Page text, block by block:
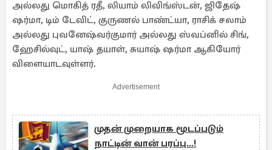
அல்லது மொகித் ரதீ, லியாம் லிவிங்ஸ்டன், ஜிதேஷ்
ஷர்மா, டிம் டேவிட், குருணல் பாண்ட்யா, ராசிக் சலாம்
அல்லது புவனேஷ்வர்குமார் அல்லது ஸ்வப்னில் சிங்,
ஹேசில்வுட், யாஷ் தயாள், சுயாஷ் ஷர்மா ஆகியோர்
விளையாடவுள்ளர்.
Advertisement
முதன் முறையாக மூடப்படும்
நாட்டின் வான் பரப்பு...!